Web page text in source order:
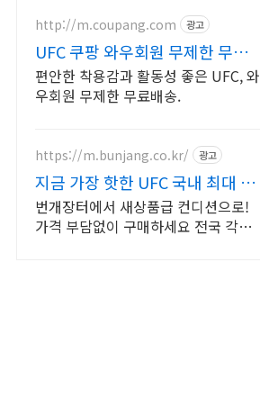
http://m.coupang.com 광고
UFC 쿠팡 와우회원 무제한 무료
배송
편안한 착용감과 활동성 좋은 UFC, 와
우회원 무제한 무료배송.
https://m.bunjang.co.kr/ 광고
지금 가장 핫한 UFC 국내 최대 브
랜드 중고거래
번개장터에서 새상품급 컨디션으로!
가격 부담없이 구매하세요 전국 각지